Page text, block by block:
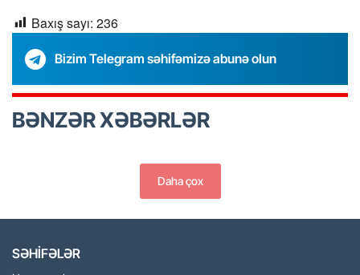
Baxış sayı: 236
Bizim Telegram səhifəmizə abunə olun
BƏNZƏR XƏBƏRLƏR
Daha çox
SƏHİFƏLƏR